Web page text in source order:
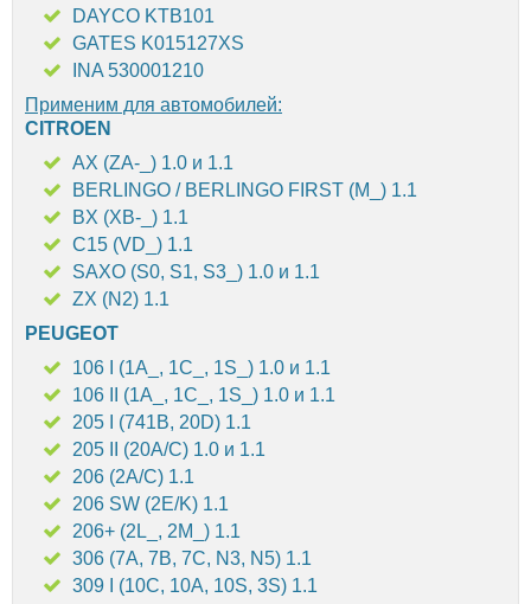
DAYCO KTB101
GATES K015127XS
INA 530001210
Применим для автомобилей:
CITROEN
AX (ZA-_) 1.0 и 1.1
BERLINGO / BERLINGO FIRST (M_) 1.1
BX (XB-_) 1.1
C15 (VD_) 1.1
SAXO (S0, S1, S3_) 1.0 и 1.1
ZX (N2) 1.1
PEUGEOT
106 I (1A_, 1C_, 1S_) 1.0 и 1.1
106 II (1A_, 1C_, 1S_) 1.0 и 1.1
205 I (741B, 20D) 1.1
205 II (20A/C) 1.0 и 1.1
206 (2A/C) 1.1
206 SW (2E/K) 1.1
206+ (2L_, 2M_) 1.1
306 (7A, 7B, 7C, N3, N5) 1.1
309 I (10C, 10A, 10S, 3S) 1.1